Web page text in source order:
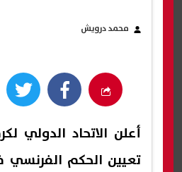
محمد درويش
أعلن الاتحاد الدولي
تعيين الحكم الفرنسي